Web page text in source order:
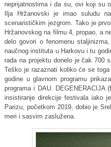
neprijatnostima i da su, ovi koji su
Ilja Hržanovski je imao suludu
scenarističkim jezgrom. Tako je
Hržanovskog na filmu 4, propao, a
delo govori o fenomenu
naučnog instituta u Harkovu i tu
rada na projektu donelo je čak 700
Teško je razaznati koliko će se
godine u glavnom programu
programa i DAU. DEGENERACIJA
insistiranje direkcije festivala iako
Parizu, početkom 2019, dobio je
meri i sasvim zaslužena.